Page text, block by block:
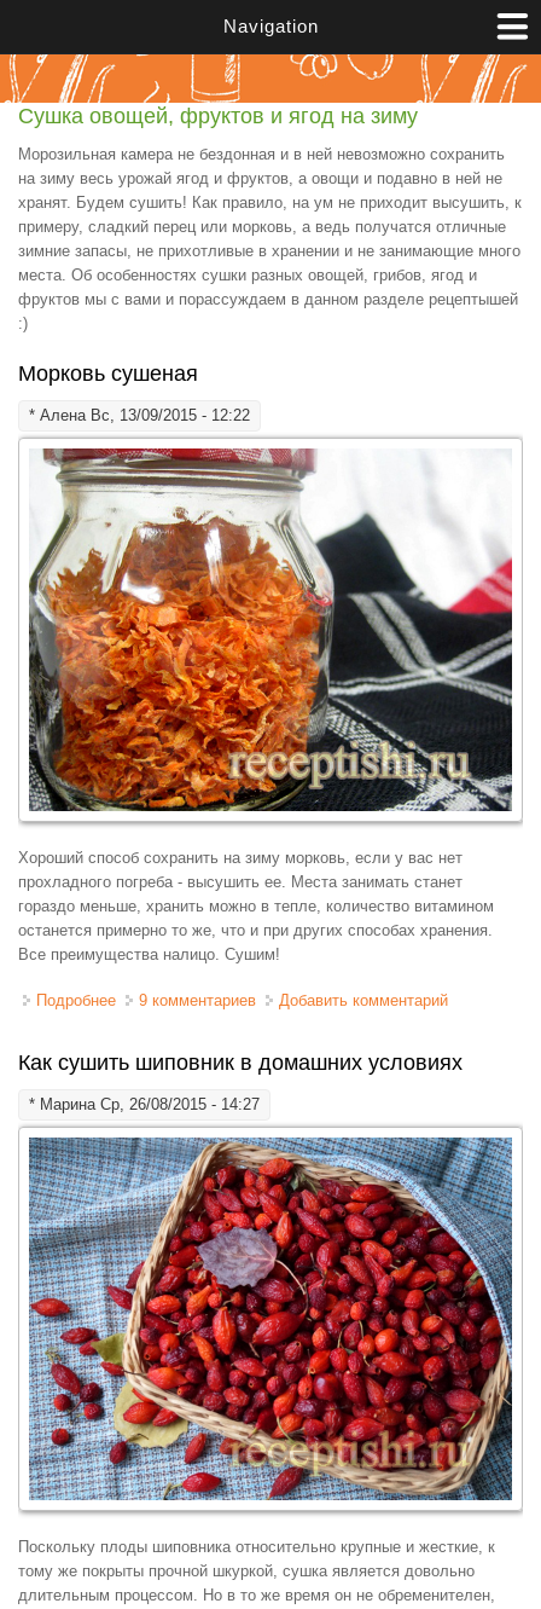
Navigation
Сушка овощей, фруктов и ягод на зиму
Морозильная камера не бездонная и в ней невозможно сохранить
на зиму весь урожай ягод и фруктов, а овощи и подавно в ней не
хранят. Будем сушить! Как правило, на ум не приходит высушить, к
примеру, сладкий перец или морковь, а ведь получатся отличные
зимние запасы, не прихотливые в хранении и не занимающие много
места. Об особенностях сушки разных овощей, грибов, ягод и
фруктов мы с вами и порассуждаем в данном разделе рецептышей
:)
Морковь сушеная
* АленаВс, 13/09/2015 - 12:22
Хороший способ сохранить на зиму морковь, если у вас нет
прохладного погреба - высушить ее. Места занимать станет
гораздо меньше, хранить можно в тепле, количество витамином
останется примерно то же, что и при других способах хранения.
Все преимущества налицо. Сушим!
Подробнее о Морковь сушеная
9 комментариев Добавить комментарий
Как сушить шиповник в домашних условиях
* МаринаСр, 26/08/2015 - 14:27
Поскольку плоды шиповника относительно крупные и жесткие, к
тому же покрыты прочной шкуркой, сушка является довольно
длительным процессом. Но в то же время он не обременителен,